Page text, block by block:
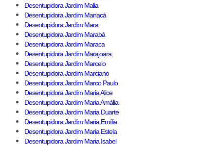
Desentupidora Jardim Malia
Desentupidora Jardim Manacá
Desentupidora Jardim Mara
Desentupidora Jardim Marabá
Desentupidora Jardim Maraca
Desentupidora Jardim Marajoara
Desentupidora Jardim Marcelo
Desentupidora Jardim Marciano
Desentupidora Jardim Marco Paulo
Desentupidora Jardim Maria Alice
Desentupidora Jardim Maria Amália
Desentupidora Jardim Maria Duarte
Desentupidora Jardim Maria Emília
Desentupidora Jardim Maria Estela
Desentupidora Jardim Maria Isabel